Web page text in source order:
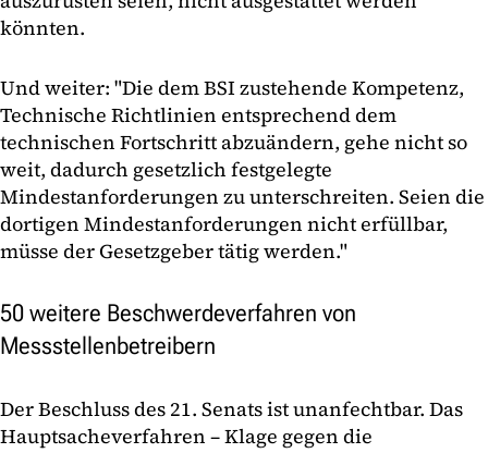
könnten.
Und weiter: "Die dem BSI zustehende Kompetenz,
Technische Richtlinien entsprechend dem
technischen Fortschritt abzuändern, gehe nicht so
weit, dadurch gesetzlich festgelegte
Mindestanforderungen zu unterschreiten. Seien die
dortigen Mindestanforderungen nicht erfüllbar,
müsse der Gesetzgeber tätig werden."
50 weitere Beschwerdeverfahren von
Messstellenbetreibern
Der Beschluss des 21. Senats ist unanfechtbar. Das
Hauptsacheverfahren – Klage gegen die